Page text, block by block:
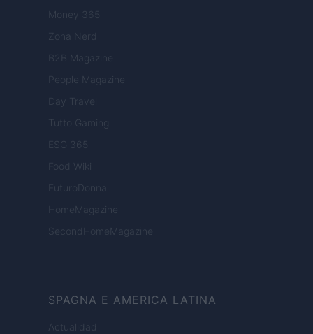
Money 365
Zona Nerd
B2B Magazine
People Magazine
Day Travel
Tutto Gaming
ESG 365
Food Wiki
FuturoDonna
HomeMagazine
SecondHomeMagazine
SPAGNA E AMERICA LATINA
Actualidad